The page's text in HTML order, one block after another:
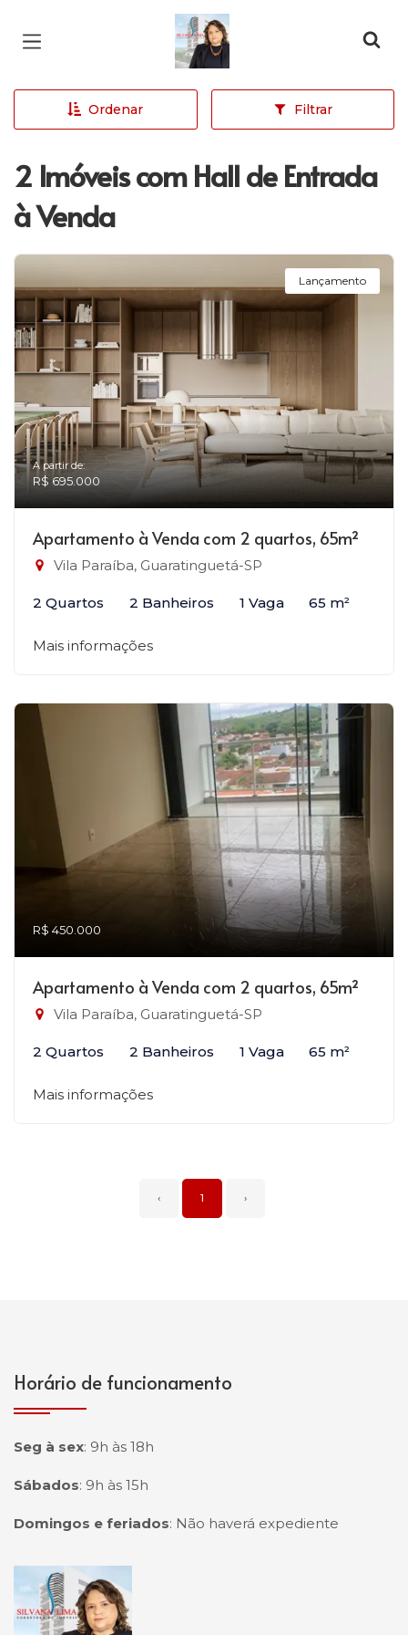
Página inicial
Ordenar Filtrar
2 Imóveis com Hall de Entrada
à Venda
Lançamento
A partir de:
R$ 695.000
Apartamento à Venda com 2 quartos, 65m²
Vila Paraíba, Guaratinguetá-SP
2 Quartos 2 Banheiros 1 Vaga 65 m²
Mais informações
R$ 450.000
Apartamento à Venda com 2 quartos, 65m²
Vila Paraíba, Guaratinguetá-SP
2 Quartos 2 Banheiros 1 Vaga 65 m²
Mais informações
‹ 1 ›
Horário de funcionamento
Seg à sex: 9h às 18h
Sábados: 9h às 15h
Domingos e feriados: Não haverá expediente
Página inicial